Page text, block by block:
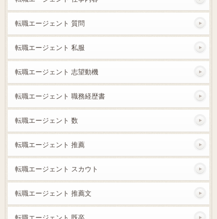
転職エージェント 質問
転職エージェント 私服
転職エージェント 志望動機
転職エージェント 職務経歴書
転職エージェント 数
転職エージェント 推薦
転職エージェント スカウト
転職エージェント 推薦文